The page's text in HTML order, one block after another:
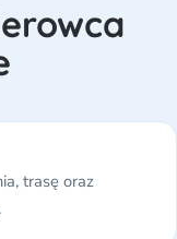
trasę oraz